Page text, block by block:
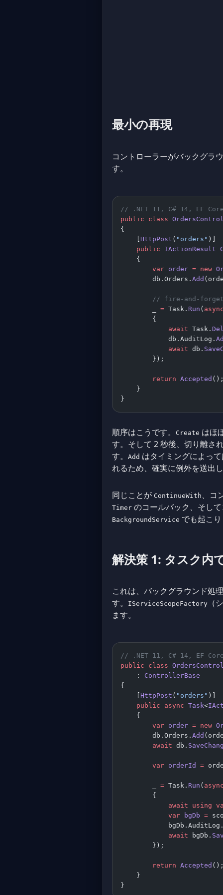
最小の再現
コントローラーがバックグラ
す。
// .NET 11, C# 14, EF
public class
{
    [
HttpPost ( "orders" )]
    public
IActionResult
    {
        var
order = new
        db.Orders.
Add
// fire-and-
= Task. Run (
        {
            await
Task.
            db.AuditLog.
            await
db.
        });
        return
Accepted
    }
}
順序はこうです。 Create はほ
す。そして 2 秒後、切り離さ
す。
Add はタイミングによっ
れるため、確実に例外を送出
同じことが ContinueWith 、コ
Timer のコールバック、そし
BackgroundService でも起こ
解決策 1: タスク内
これは、バックグラウンド処
す。
IServiceScopeFactory
（
ます。
// .NET 11, C# 14, EF
public class
    :
ControllerBase
{
HttpPost ( "orders" )]
    public
async Task<
    {
        var
order = new
        db.Orders.
Add
        await
db.
        var
orderId =
= Task. Run (
        {
            await
using
            var
bgDb =
            await
bgDb.
        });
        return
Accepted
    }
}